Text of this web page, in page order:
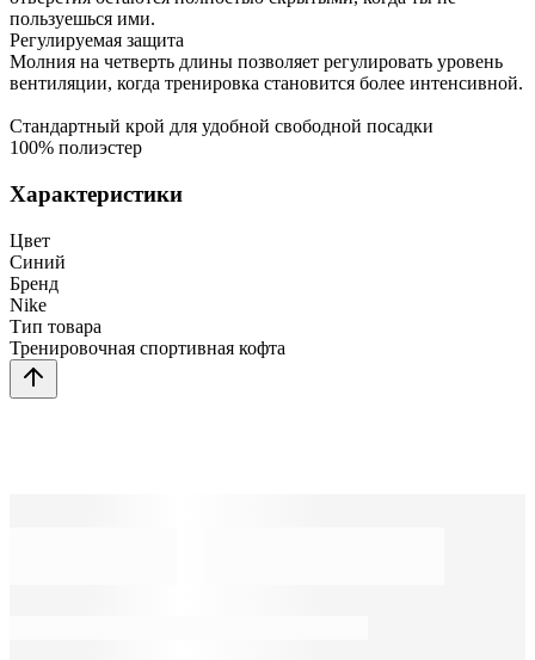
пользуешься ими.
Регулируемая защита
Молния на четверть длины позволяет регулировать уровень
вентиляции, когда тренировка становится более интенсивной.
Стандартный крой для удобной свободной посадки
100% полиэстер
Характеристики
Цвет
Синий
Бренд
Nike
Тип товара
Тренировочная спортивная кофта